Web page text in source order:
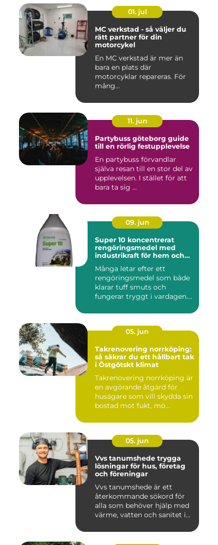
01. jul
MC verkstad - så väljer du
rätt partner för din
motorcykel
En MC verkstad är mer än
bara en plats där
motorcyklar repareras. För
mång...
11. jun
Partybuss göteborg guide
till en rörlig festupplevelse
En partybuss förvandlar
själva resan till en stor del av
upplevelsen. I stället för att
bara ta sig ...
09. jun
Super 10 koncentrerat
rengöringsmedel med
industrikraft för hem och
Många letar efter ett
rengöringsmedel som både
klarar tuff smuts och
fungerar tryggt i vardagen.
05. jun
Takrenovering norrköping:
så säkrar du ett hållbart tak
i Östgötskt klimat
Takrenovering norrköping är
en avgörande åtgärd för
husägare som vill skydda sin
bostad mot fukt, mö...
05. jun
Vvs tanumshede trygga
lösningar för hus, företag
och föreningar
Vvs tanumshede är ett
återkommande sökord för
alla som behöver hjälp med
värme, vatten och sanitet i...